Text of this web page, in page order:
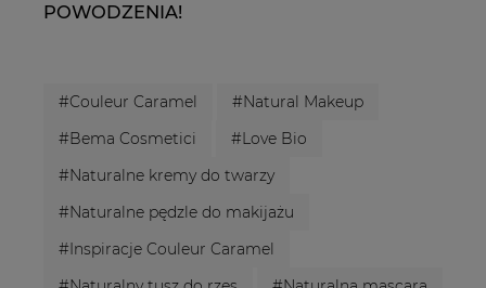
POWODZENIA!
#Couleur Caramel
#Natural Makeup
#Bema Cosmetici
#Love Bio
#Naturalne kremy do twarzy
#Naturalne pędzle do makijażu
#Inspiracje Couleur Caramel